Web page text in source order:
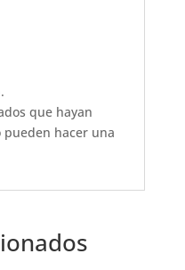
que hayan
hacer una